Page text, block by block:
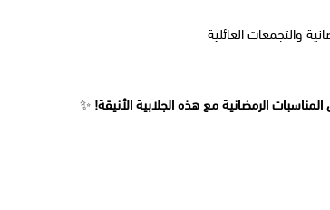
والتجمعات العائلية
الرمضانية مع هذه الجلابية الأنيقة! ✨